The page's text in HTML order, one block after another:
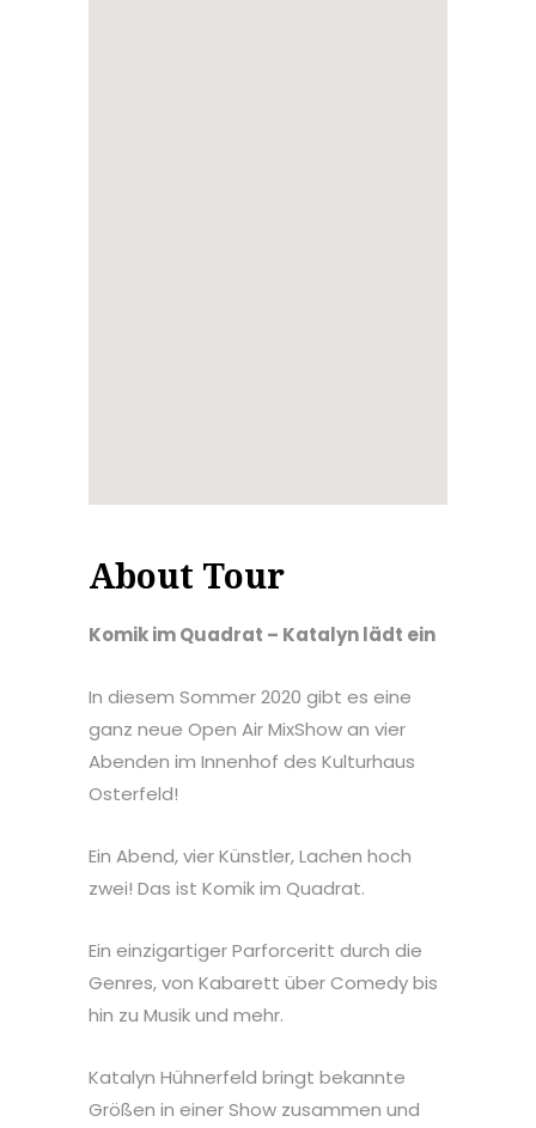
About Tour
Komik im Quadrat – Katalyn lädt ein
In diesem Sommer 2020 gibt es eine
ganz neue Open Air MixShow an vier
Abenden im Innenhof des Kulturhaus
Osterfeld!
Ein Abend, vier Künstler, Lachen hoch
zwei! Das ist Komik im Quadrat.
Ein einzigartiger Parforceritt durch die
Genres, von Kabarett über Comedy bis
hin zu Musik und mehr.
Katalyn Hühnerfeld bringt bekannte
Größen in einer Show zusammen und